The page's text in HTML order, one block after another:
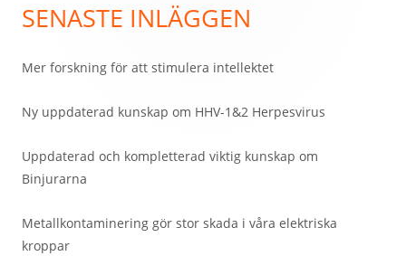
SENASTE INLÄGGEN
Mer forskning för att stimulera intellektet
Ny uppdaterad kunskap om HHV-1&2 Herpesvirus
Uppdaterad och kompletterad viktig kunskap om
Binjurarna
Metallkontaminering gör stor skada i våra elektriska
kroppar